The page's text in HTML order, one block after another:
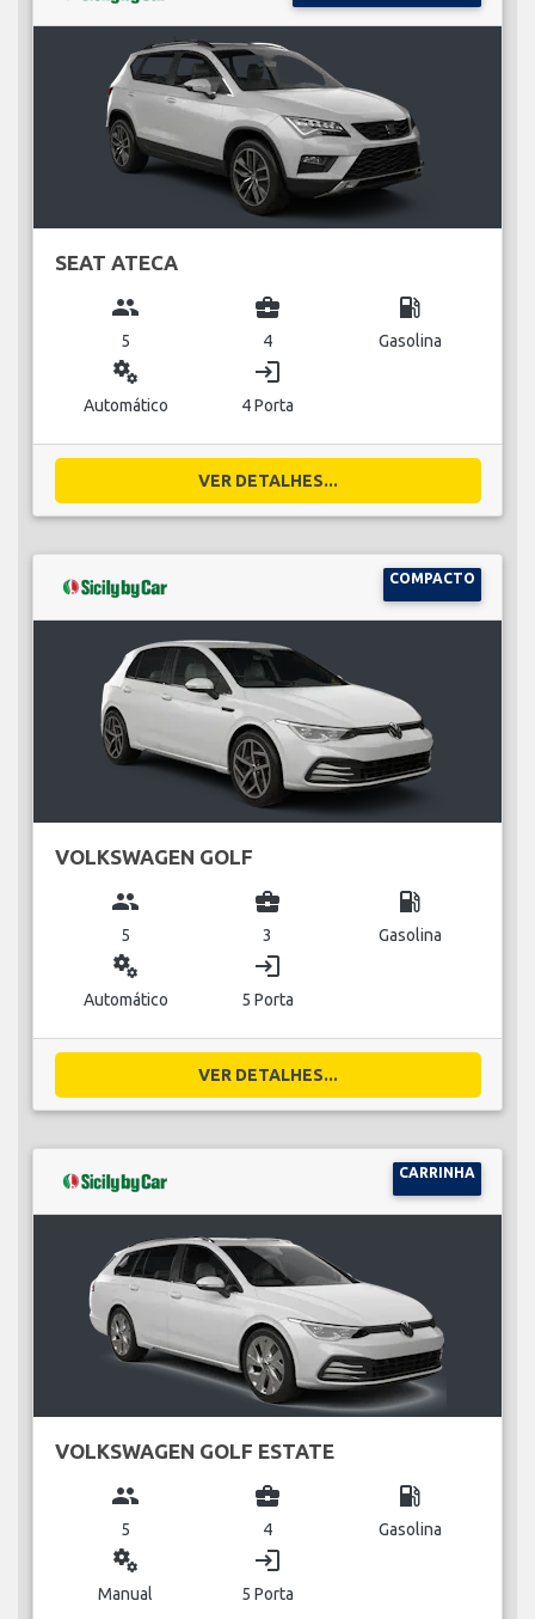
SEAT ATECA
group
5
business_center
4
local_gas_station
Gasolina
miscellaneous_services
Automático
login
4 Porta
VER DETALHES...
COMPACTO
VOLKSWAGEN GOLF
group
5
business_center
3
local_gas_station
Gasolina
miscellaneous_services
Automático
login
5 Porta
VER DETALHES...
CARRINHA
VOLKSWAGEN GOLF ESTATE
group
5
business_center
4
local_gas_station
Gasolina
miscellaneous_services
Manual
login
5 Porta